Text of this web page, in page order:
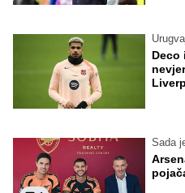
Deco
Sada